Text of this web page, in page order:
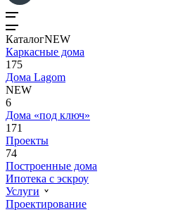
КаталогNEW
Каркасные дома
175
Дома Lagom
NEW
6
Дома «под ключ»
171
Проекты
74
Построенные дома
Ипотека с эскроу
Услуги
Проектирование